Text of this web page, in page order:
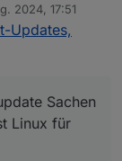
zur Info, ich
find die
geupt“ immer
2024, 17:51
Updates,
Sachen
Linux für